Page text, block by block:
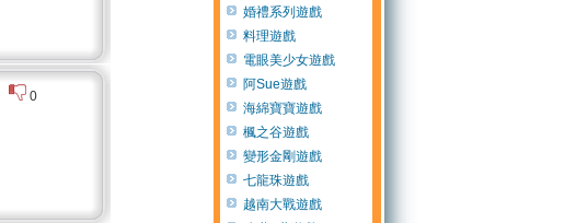
0
婚禮系列遊戲
料理遊戲
電眼美少女遊戲
阿Sue遊戲
海綿寶寶遊戲
楓之谷遊戲
變形金剛遊戲
七龍珠遊戲
越南大戰遊戲